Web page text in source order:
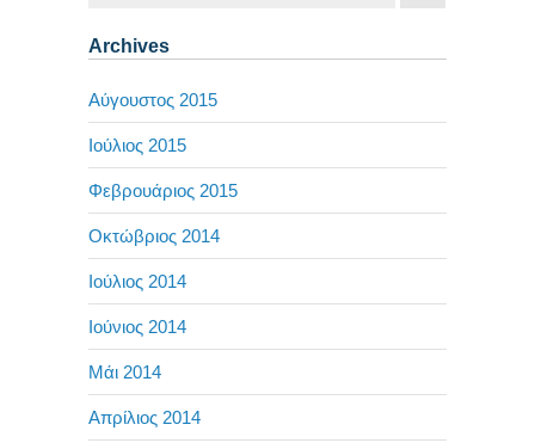
Archives
Αύγουστος 2015
Ιούλιος 2015
Φεβρουάριος 2015
Οκτώβριος 2014
Ιούλιος 2014
Ιούνιος 2014
Μάι 2014
Απρίλιος 2014